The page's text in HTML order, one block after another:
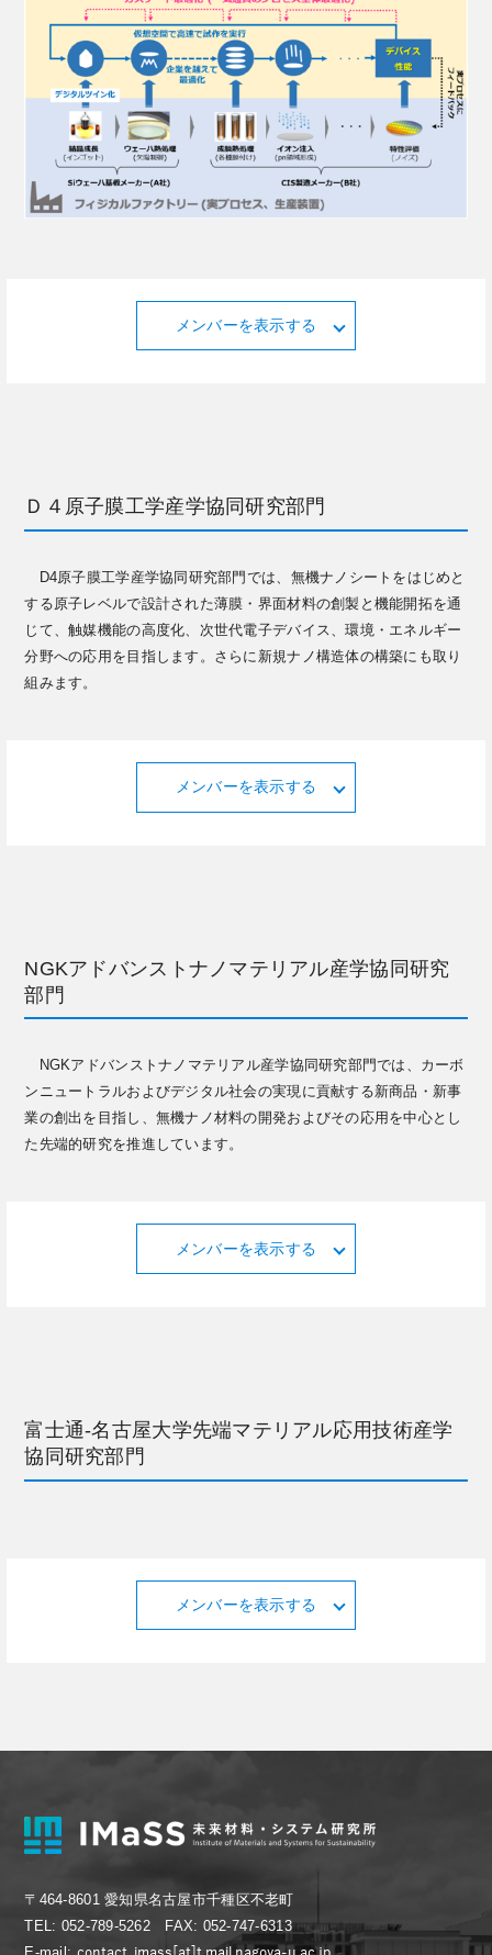
メンバーを表示する
Ｄ４原子膜工学産学協同研究部門
D4原子膜工学産学協同研究部門では、無機ナノシートをはじめと
する原子レベルで設計された薄膜・界面材料の創製と機能開拓を通
じて、触媒機能の高度化、次世代電子デバイス、環境・エネルギー
分野への応用を目指します。さらに新規ナノ構造体の構築にも取り
組みます。
メンバーを表示する
NGKアドバンストナノマテリアル産学協同研究
部門
NGKアドバンストナノマテリアル産学協同研究部門では、カーボ
ンニュートラルおよびデジタル社会の実現に貢献する新商品・新事
業の創出を目指し、無機ナノ材料の開発およびその応用を中心とし
た先端的研究を推進しています。
メンバーを表示する
富士通-名古屋大学先端マテリアル応用技術産学
協同研究部門
メンバーを表示する
〒464-8601 愛知県名古屋市千種区不老町
TEL: 052-789-5262 FAX: 052-747-6313